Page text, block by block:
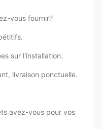
vous fournir?
sur l'installation.
livraison ponctuelle.
avez-vous pour vos